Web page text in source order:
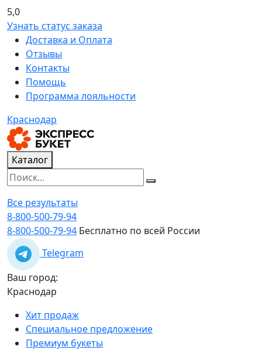
5,0
Узнать статус заказа
Доставка и Оплата
Отзывы
Контакты
Помощь
Программа лояльности
Краснодар
Каталог
Все результаты
8-800-500-79-94
8-800-500-79-94 Бесплатно по всей России
Telegram
Ваш город:
Краснодар
Хит продаж
Специальное предложение
Премиум букеты